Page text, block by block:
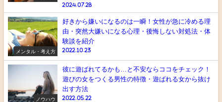
2024.07.28
メンタル・考え方
好きから嫌いになるのは一瞬！女性が急に冷める理
由・突然大嫌いになる心理・後悔しない対処法・体
験談を紹介
2022.10.23
ノウハウ
彼に遊ばれてるかも…と不安ならココをチェック！
遊びの女をつくる男性の特徴・遊ばれる女から抜け
出す方法
2022.05.22